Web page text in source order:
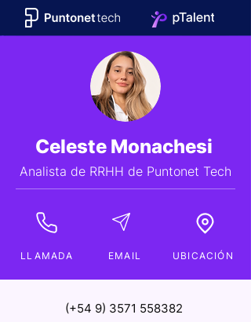
Celeste Monachesi
Analista de RRHH de Puntonet Tech
LLAMADA EMAIL UBICACIÓN
(+54 9) 3571 558382